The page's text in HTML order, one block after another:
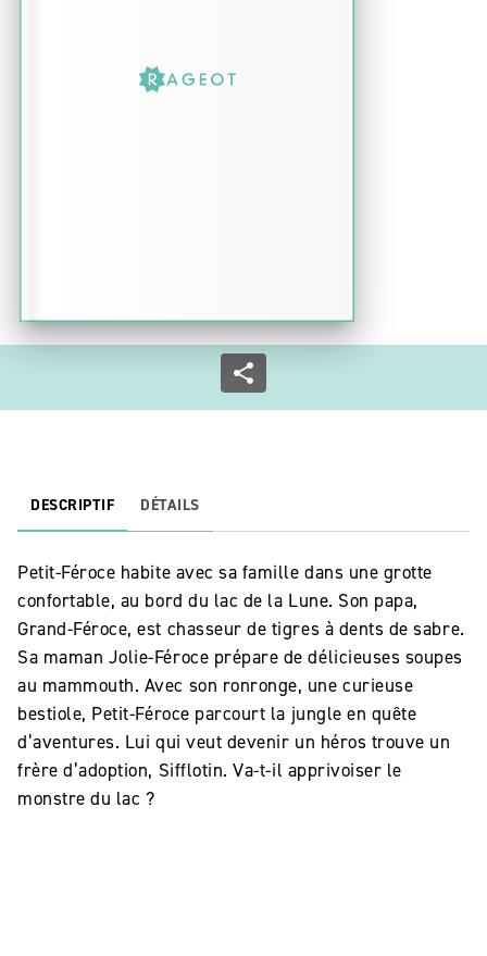
DESCRIPTIF DÉTAILS
Petit-Féroce habite avec sa famille dans une grotte
confortable, au bord du lac de la Lune. Son papa,
Grand-Féroce, est chasseur de tigres à dents de sabre.
Sa maman Jolie-Féroce prépare de délicieuses soupes
au mammouth. Avec son ronronge, une curieuse
bestiole, Petit-Féroce parcourt la jungle en quête
d’aventures. Lui qui veut devenir un héros trouve un
frère d’adoption, Sifflotin. Va-t-il apprivoiser le
monstre du lac ?